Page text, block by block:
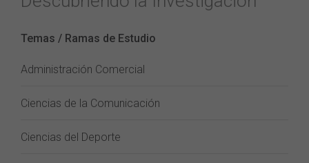
Temas / Ramas de Estudio
Administración Comercial
Ciencias de la Comunicación
Ciencias del Deporte